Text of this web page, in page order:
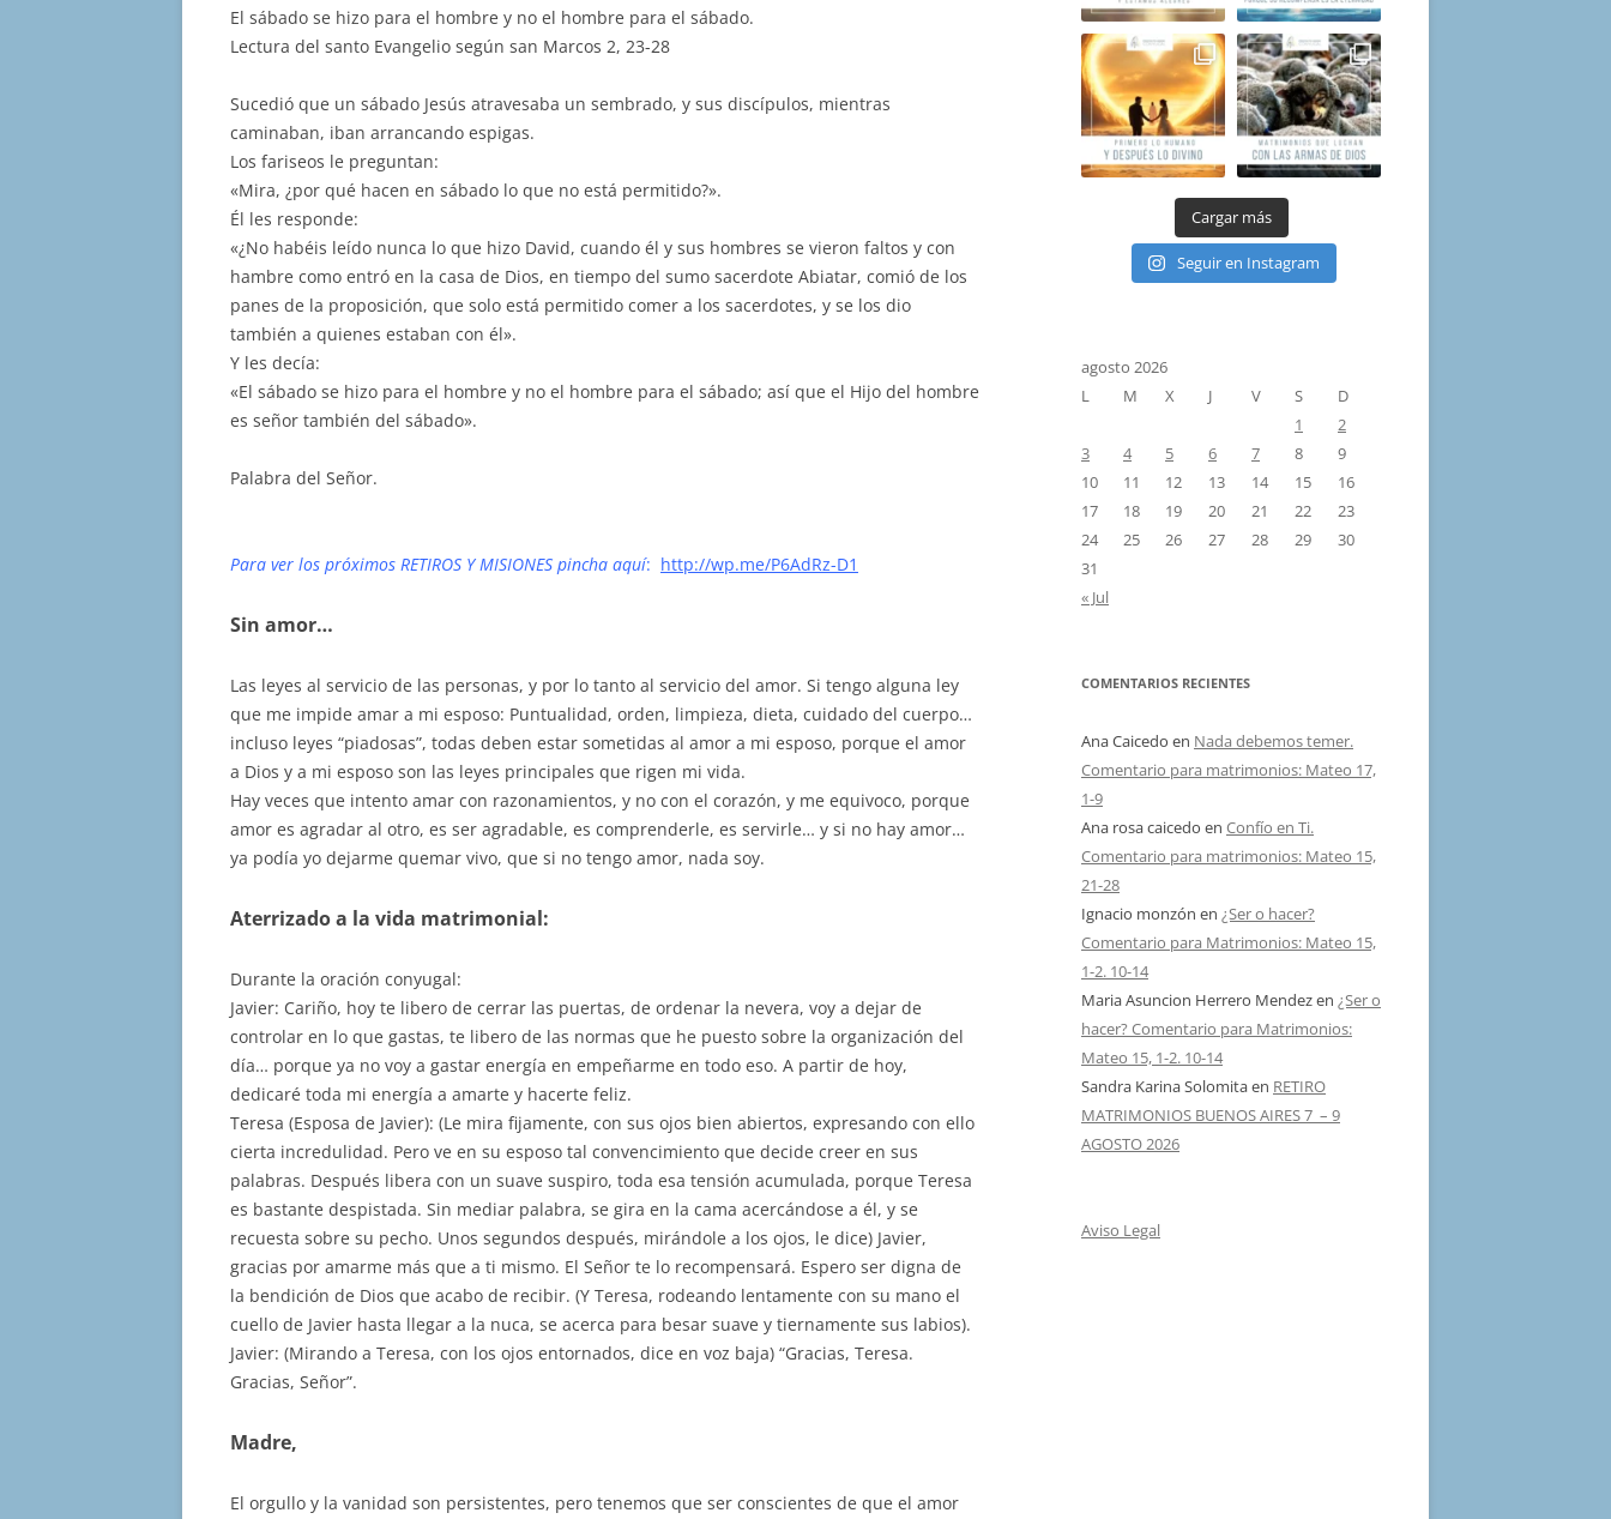
El sábado se hizo para el hombre y no el hombre para el sábado.
Lectura del santo Evangelio según san Marcos 2, 23-28
Sucedió que un sábado Jesús atravesaba un sembrado, y sus discípulos, mientras
caminaban, iban arrancando espigas.
Los fariseos le preguntan:
«Mira, ¿por qué hacen en sábado lo que no está permitido?».
Él les responde:
«¿No habéis leído nunca lo que hizo David, cuando él y sus hombres se vieron faltos y con
hambre como entró en la casa de Dios, en tiempo del sumo sacerdote Abiatar, comió de los
panes de la proposición, que solo está permitido comer a los sacerdotes, y se los dio
también a quienes estaban con él».
Y les decía:
«El sábado se hizo para el hombre y no el hombre para el sábado; así que el Hijo del hombre
es señor también del sábado».
Palabra del Señor.
Para ver los próximos RETIROS Y MISIONES pincha aquí: http://wp.me/P6AdRz-D1
Sin amor…
Las leyes al servicio de las personas, y por lo tanto al servicio del amor. Si tengo alguna ley
que me impide amar a mi esposo: Puntualidad, orden, limpieza, dieta, cuidado del cuerpo…
incluso leyes “piadosas”, todas deben estar sometidas al amor a mi esposo, porque el amor
a Dios y a mi esposo son las leyes principales que rigen mi vida.
Hay veces que intento amar con razonamientos, y no con el corazón, y me equivoco, porque
amor es agradar al otro, es ser agradable, es comprenderle, es servirle… y si no hay amor…
ya podía yo dejarme quemar vivo, que si no tengo amor, nada soy.
Aterrizado a la vida matrimonial:
Durante la oración conyugal:
Javier: Cariño, hoy te libero de cerrar las puertas, de ordenar la nevera, voy a dejar de
controlar en lo que gastas, te libero de las normas que he puesto sobre la organización del
día… porque ya no voy a gastar energía en empeñarme en todo eso. A partir de hoy,
dedicaré toda mi energía a amarte y hacerte feliz.
Teresa (Esposa de Javier): (Le mira fijamente, con sus ojos bien abiertos, expresando con ello
cierta incredulidad. Pero ve en su esposo tal convencimiento que decide creer en sus
palabras. Después libera con un suave suspiro, toda esa tensión acumulada, porque Teresa
es bastante despistada. Sin mediar palabra, se gira en la cama acercándose a él, y se
recuesta sobre su pecho. Unos segundos después, mirándole a los ojos, le dice) Javier,
gracias por amarme más que a ti mismo. El Señor te lo recompensará. Espero ser digna de
la bendición de Dios que acabo de recibir. (Y Teresa, rodeando lentamente con su mano el
cuello de Javier hasta llegar a la nuca, se acerca para besar suave y tiernamente sus labios).
Javier: (Mirando a Teresa, con los ojos entornados, dice en voz baja) “Gracias, Teresa.
Gracias, Señor”.
Madre,
El orgullo y la vanidad son persistentes, pero tenemos que ser conscientes de que el amor
Cargar más
Seguir en Instagram
agosto 2026
L
M X J V S
D
1
2
3
4 5 6 7 8
9
10
11 12 13 14 15
16
17
18 19 20 21 22
23
24
25 26 27 28 29
30
31
« Jul
COMENTARIOS RECIENTES
Ana Caicedo en Nada debemos temer.
Comentario para matrimonios: Mateo 17,
1-9
Ana rosa caicedo en Confío en Ti.
Comentario para matrimonios: Mateo 15,
21-28
Ignacio monzón en ¿Ser o hacer?
Comentario para Matrimonios: Mateo 15,
1-2. 10-14
Maria Asuncion Herrero Mendezen ¿Ser o
hacer? Comentario para Matrimonios:
Mateo 15, 1-2. 10-14
Sandra Karina Solomitaen RETIRO
MATRIMONIOS BUENOS AIRES 7 – 9
AGOSTO 2026
Aviso Legal